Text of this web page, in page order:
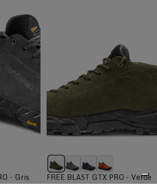
- Gris FREE BLAST GTX PRO - Verde
oscuro